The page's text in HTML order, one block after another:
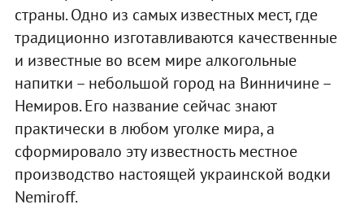
страны. Одно из самых известных мест, где
традиционно изготавливаются качественные
и известные во всем мире алкогольные
напитки – небольшой город на Винничине –
Немиров. Его название сейчас знают
практически в любом уголке мира, а
сформировало эту известность местное
производство настоящей украинской водки
Nemiroff.